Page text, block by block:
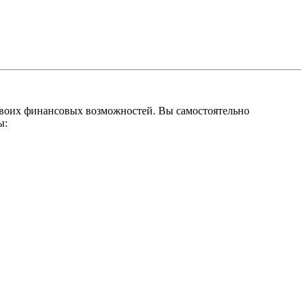
финансовых возможностей. Вы самостоятельно